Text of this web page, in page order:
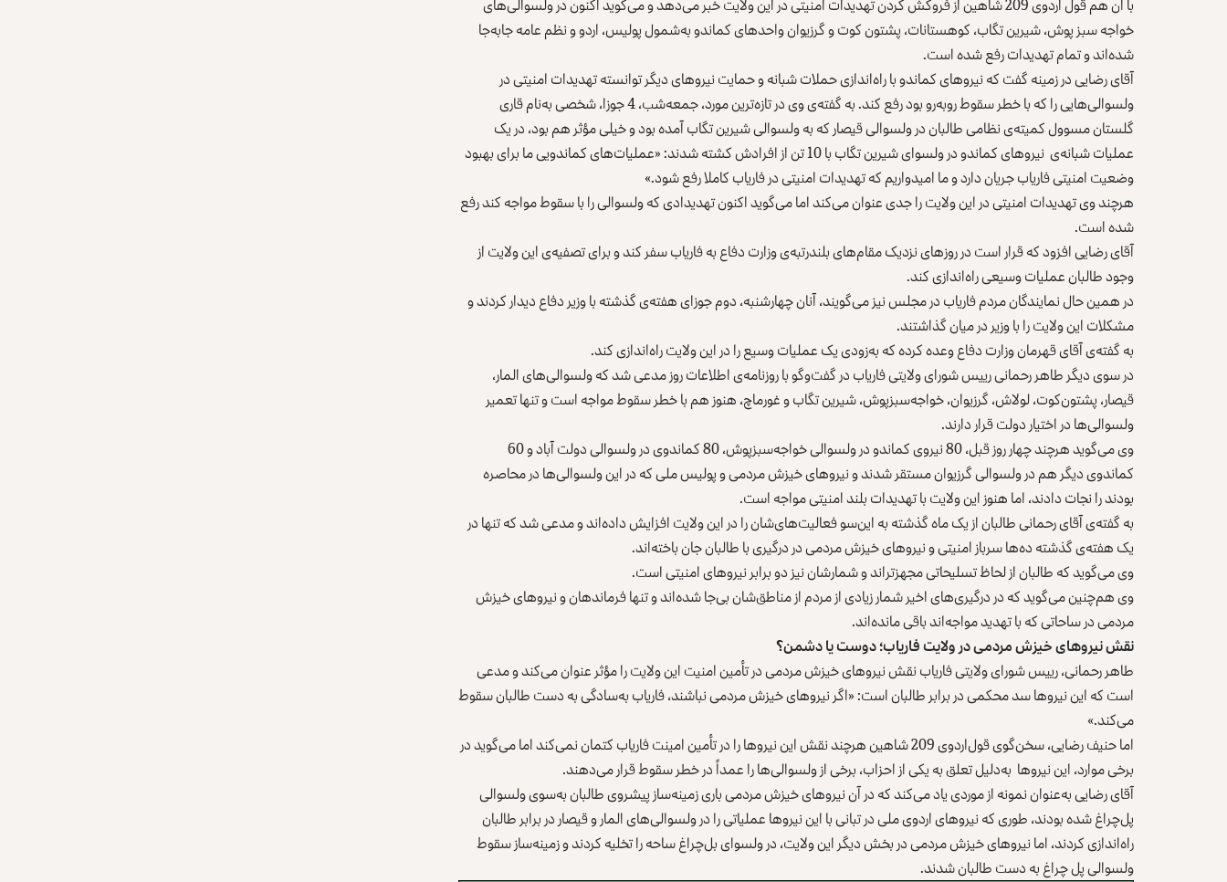
خواجه سبز پوش، شیرین تگاب، کوهستانات، پشتون کوت و گرزیوان واحدهای کماندو به‌شمول پولیس، اردو و نظم عامه جابه‌جا
شده‌اند و تمام تهدیدات رفع شده است.
آقای رضایی در زمینه گفت که نیروهای کماندو با راه‌اندازی حملات شبانه و حمایت نیروهای دیگر توانسته تهدیدات امنیتی در
ولسوالی‌هایی را که با خطر سقوط روبه‌رو بود رفع کند. به گفته‌ی وی در تازه‌ترین مورد، جمعه‌شب، 4 جوزا، شخصی به‌نام قاری
گلستان مسوول کمیته‌ی نظامی طالبان در ولسوالی قیصار که به ولسوالی شیرین تگاب آمده بود و خیلی مؤثر هم بود، در یک
عملیات شبانه‌ی نیروهای کماندو در ولسوای شیرین تگاب با 10 تن از افرادش کشته شدند: «عملیات‌های کماندویی ما برای بهبود
وضعیت امنیتی فاریاب جریان دارد و ما امیدواریم که تهدیدات امنیتی در فاریاب کاملا رفع شود.»
هرچند وی تهدیدات امنیتی در این ولایت را جدی عنوان می‌کند اما می‌گوید اکنون تهدیدادی که ولسوالی‌ را با سقوط مواجه کند رفع
شده است.
آقای رضایی افزود که قرار است در روزهای نزدیک مقام‌های بلندرتبه‌ی وزارت دفاع به فاریاب سفر کند و برای تصفیه‌ی این ولایت از
وجود طالبان عملیات وسیعی راه‌اندازی کند.
در همین حالنمایندگان مردم فاریابدر مجلس نیز می‌گویند، آنان چهارشنبه، دوم جوزای هفته‌ی گذشته با وزیر دفاع دیدار کردند و
مشکلات این ولایت را با وزیر در میان گذاشتند.
به گفته‌ی آقای قهرمان وزارت دفاع وعده کرده که به‌زودی یک عملیات وسیع را در این ولایت راه‌اندازی کند.
در سوی دیگر طاهر رحمانی رییس‌ شورای ولایتی فاریاب در گفت‌وگو با روزنامه‌ی اطلاعات روز مدعی شد که ولسوالی‌های المار،
قیصار، پشتون‌کوت، لولاش، گرزیوان، خواجه‌‌سبزپوش، شیرین‌ تگاب و غورماچ، هنوز هم با خطر سقوط مواجه است و تنها تعمیر
ولسوالی‌ها در اختیار دولت قرار دارند.
وی می‌گوید هرچند چهار روز قبل، 80 نیروی کماندو در ولسوالی خواجه‌سبزپوش، 80 کماندوی در ولسوالی دولت آباد و 60
کماندوی دیگر هم در ولسوالی گرزیوان مستقر شدند و نیروهای خیزش مردمی و پولیس ملی که در این ولسوالی‌ها در محاصره
بودند را نجات دادند، اما هنوز این ولایت با تهدیدات بلند امنیتی مواجه است.
به گفته‌ی آقای رحمانی طالبان از یک ماه گذشته به این‌سو فعالیت‌های‌شان را در این ولایت افزایش داده‌اند و مدعی شد که تنها در
یک هفته‌ی گذشته ده‌ها سرباز امنیتی و نیروهای خیزش مردمی در درگیری با طالبان جان باخته‌اند.
وی می‌گوید که طالبان از لحاظ تسلیحاتی مجهزتراند و شمارشان نیز دو برابر نیروهای امنیتی است.
وی هم‌چنین می‌گوید که در درگیری‌های اخیر شمار زیادی از مردم از مناطق‌شان بی‌جا شده‌اند و تنها فرماندهان و نیروهای خیزش
مردمی در ساحاتی که با تهدید مواجه‌اند باقی مانده‌اند.
نقش نیروهای خیزش مردمی در ولایت فاریاب؛ دوست یا دشمن؟
طاهر رحمانی، رییس شورای ولایتی فاریاب نقش نیروهای خیزش مردمی در تأمین امنیت این ولایت را مؤثر عنوان می‌کند و مدعی
است که این نیروها سد محکمی در برابر طالبان است: «اگر نیروهای خیزش مردمی نباشند، فاریاب به‌سادگی به دست طالبان سقوط
می‌کند.»
اما حنیف رضایی، سخن‌گوی قول‌اردوی 209 شاهین هرچند نقش این نیروها را در تأمین امینت فاریاب کتمان نمی‌کند اما می‌گوید در
برخی موارد، این نیروها به‌دلیل تعلق به یکی از احزاب، برخی از ولسوالی‌ها را عمداً در خطر سقوط قرار می‌دهند.
آقای رضایی به‌عنوان نمونه از موردی یاد می‌کند که در آن نیروهای خیزش مردمی باری زمینه‌ساز پیشروی طالبان به‌سوی ولسوالی
پل‌چراغ شده بودند، طوری که نیروهای اردوی ملی در تبانی با این نیروها عملیاتی را در ولسوالی‌های المار و قیصار در برابر طالبان
راه‌اندازی کردند، اما نیروهای خیزش مردمی در بخش دیگر این ولایت، در ولسوای بل‌چراغ ساحه را تخلیه کردند و زمینه‌ساز سقوط
ولسوالی پل چراغ به دست طالبان شدند.